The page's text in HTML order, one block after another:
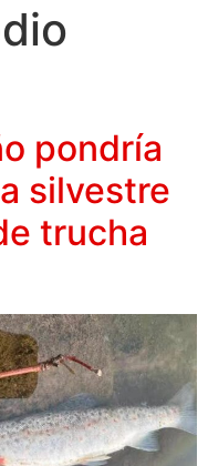
pondría
silvestre
trucha